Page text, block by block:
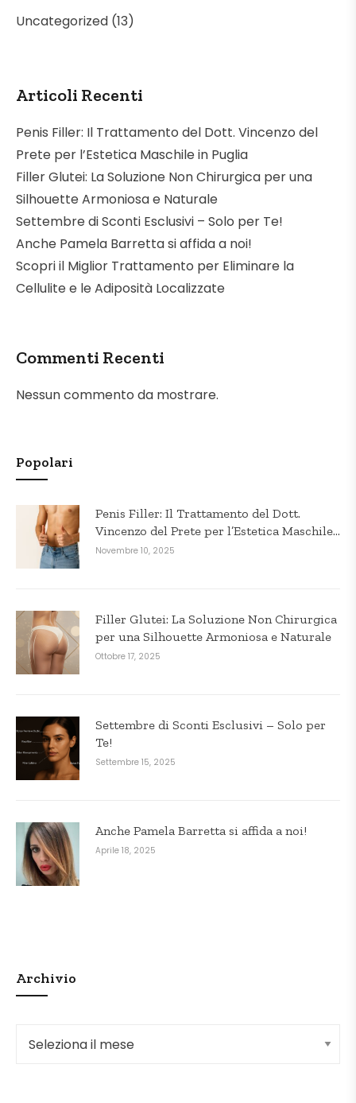
Uncategorized (13)
Articoli Recenti
Penis Filler: Il Trattamento del Dott. Vincenzo del
Prete per l’Estetica Maschile in Puglia
Filler Glutei: La Soluzione Non Chirurgica per una
Silhouette Armoniosa e Naturale
Settembre di Sconti Esclusivi – Solo per Te!
Anche Pamela Barretta si affida a noi!
Scopri il Miglior Trattamento per Eliminare la
Cellulite e le Adiposità Localizzate
Commenti Recenti
Nessun commento da mostrare.
Popolari
Penis Filler: Il Trattamento del Dott.
Vincenzo del Prete per l’Estetica Maschile
in Puglia
Novembre 10, 2025
Filler Glutei: La Soluzione Non Chirurgica
per una Silhouette Armoniosa e Naturale
Ottobre 17, 2025
Settembre di Sconti Esclusivi – Solo per
Te!
Settembre 15, 2025
Anche Pamela Barretta si affida a noi!
Aprile 18, 2025
Archivio